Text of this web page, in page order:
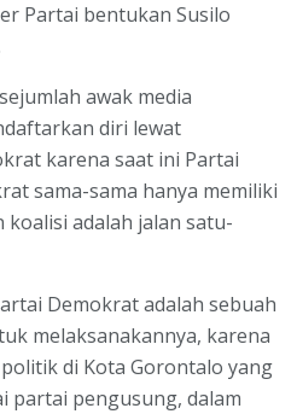
Partai bentukan Susilo
awak media
diri lewat
karena saat ini Partai
sama-sama hanya memiliki
koalisi adalah jalan satu-
Demokrat adalah sebuah
melaksanakannya, karena
di Kota Gorontalo yang
partai pengusung, dalam